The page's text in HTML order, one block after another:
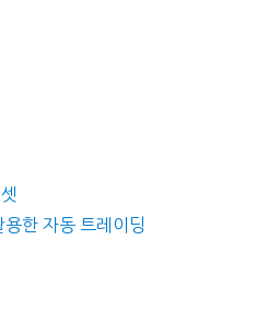
한 자동 트레이딩